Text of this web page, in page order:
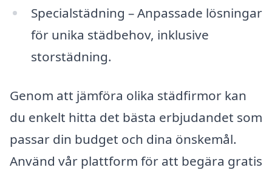
Specialstädning – Anpassade lösningar
för unika städbehov, inklusive
storstädning.
Genom att jämföra olika städfirmor kan
du enkelt hitta det bästa erbjudandet som
passar din budget och dina önskemål.
Använd vår plattform för att begära gratis